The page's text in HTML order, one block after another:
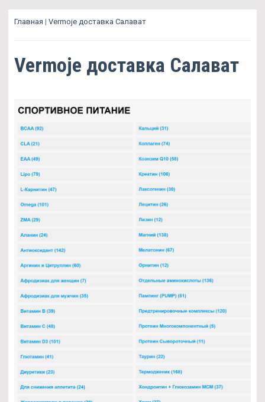
Главная | Vermoje доставка Салават
Vermoje доставка Салават